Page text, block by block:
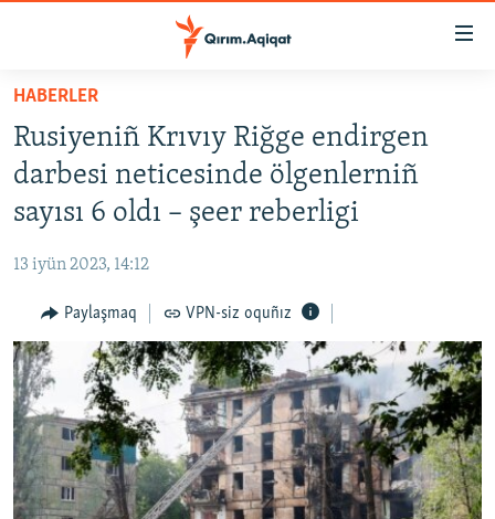
Esas
qaytmaq
Baş
navigatsiyağa
qaytmaq
Qıdıruvğa
qaytmaq
SİYASET
İQTİSADİYAT
MEDENİYET
İNSAN AQLARI
VİDEO
SÜRET
BLOGLAR
FİKİR
HABERLER
Rusiyeniñ Krıvıy Riğge endirgen
darbesi neticesinde ölgenlerniñ
sayısı 6 oldı – şeer reberligi
13 iyün 2023, 14:12
Paylaşmaq VPN-siz oquñız